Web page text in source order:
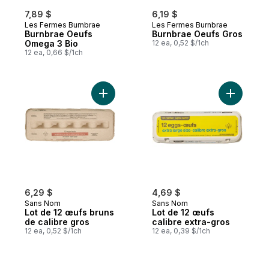
7,89 $
Les Fermes Burnbrae
Burnbrae Oeufs
Omega 3 Bio
12 ea, 0,66 $/1ch
6,19 $
Les Fermes Burnbrae
Burnbrae Oeufs Gros
12 ea, 0,52 $/1ch
6,29 $
Sans Nom
Lot de 12 œufs bruns
de calibre gros
12 ea, 0,52 $/1ch
Ajouter Lot de 12 œufs bruns de calibre
4,69 $
Sans Nom
Lot de 12 œufs
calibre extra-gros
12 ea, 0,39 $/1ch
Ajouter